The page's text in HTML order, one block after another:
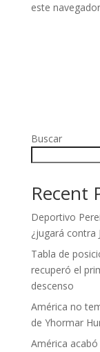
este
Buscar
Recent
Deportivo
¿jugará contra
Tabla de
recuperó el
descenso
América no
de Yhormar
América